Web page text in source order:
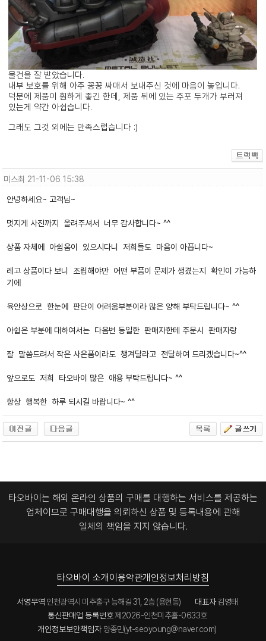
물건을 잘 받았습니다.
내부 보호를 위해 아주 꽁꽁 싸매서 보내주신 것에 마음이 놓입니다.
덕분에 제품이 훤하게 좋긴 한데, 제품 뒤에 있는 주포 두개가 부러져
있는게 약간 아쉽습니다.
그래도 그것 외에는 만족스럽습니다 :)
미스최 21-11-06 15:38
안녕하세요~ 고객님~
멋지게 사진까지 올려주셔서 너무 감사합니다~ ^^
상품 자체에 아쉼움이 있으시다니 저희들도 마음이 아픕니다~
레고 상품이다 보니 조립해야만 어떤 부품이 문제가 생겼는지 확인이 가능하
기에
육안상으로 한눈에 판단이 어려움부분이라 많은 양해 부탁드립니다~ ^^
아쉽은 부분에 대하여서는 다음번 동일한 판매자한테 주문시 판매자랑
잘 말씀드려서 작은 사은품이라도 챙겨달라고 전달하여 드리겠습니다~^^
앞으로도 저희 타오바이 많은 애용 부탁드립니다~ ^^
항상 행복한 하루 되시길 바랍니다~ ^^
타오바이는 해외 온라인 상품의 구매를 대행하는 서비스를 제공하는
업체이므로 구매대행을 의뢰하신 상품 및 등록내용에 관해
일체의 책임을 지지 않습니다.
타오바이 소개이용약관개인정보처리방침
서영무역 인천광역시 미추홀구 능해길 31, 2층 (용현동) 대표자김영태
통신판매업 등록번호제2026-인천미추홀-0633호
개인정보보안책임자 양종민(yt-seoyoung@naver.com)